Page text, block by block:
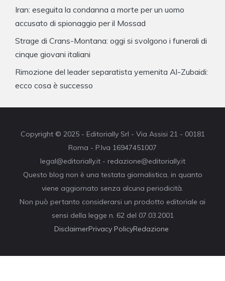
Iran: eseguita la condanna a morte per un uomo
accusato di spionaggio per il Mossad
Strage di Crans-Montana: oggi si svolgono i funerali di
cinque giovani italiani
Rimozione del leader separatista yemenita Al-Zubaidi:
ecco cosa è successo
Copyright © 2025 - Editorially Srl - Via Assisi 21 - 00181
Roma - P.Iva 16947451007
legal@editorially.it - redazione@editorially.it
Questo blog non è una testata giornalistica, in quanto
viene aggiornato senza alcuna periodicità.
Non può pertanto considerarsi un prodotto editoriale ai
sensi della legge n. 62 del 07.03.2001
DisclaimerPrivacy PolicyRedazione